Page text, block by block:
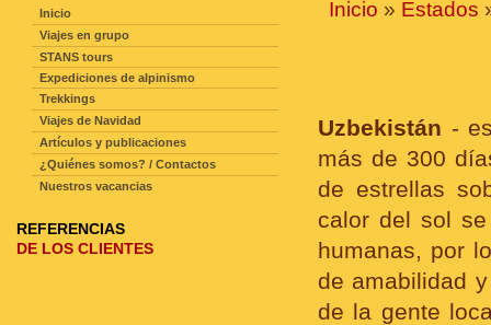
Inicio » Estados
Uzbekistán -
más de 300
de estrellas
calor del sol
humanas, por
de amabilidad
de la gente
Inicio
Viajes en grupo
STANS tours
Expediciones de alpinismo
Trekkings
Viajes de Navidad
Artículos y publicaciones
¿Quiénes somos? / Contactos
Nuestros vacancias
REFERENCIAS
DE LOS CLIENTES